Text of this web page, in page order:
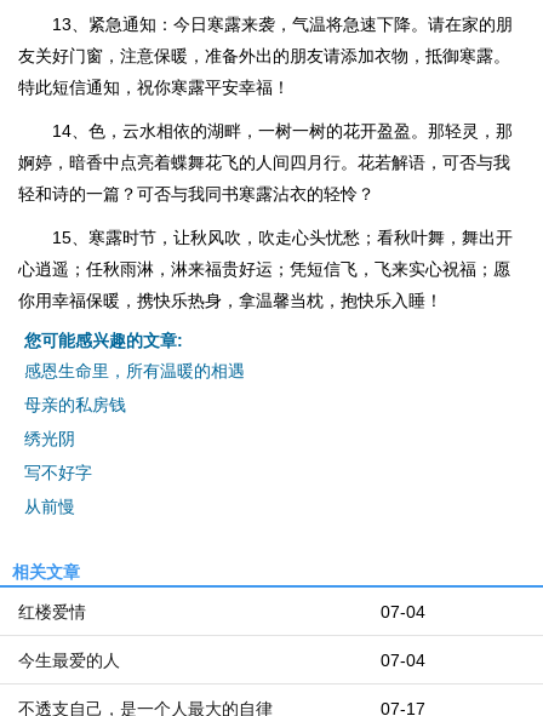
13、紧急通知：今日寒露来袭，气温将急速下降。请在家的朋
友关好门窗，注意保暖，准备外出的朋友请添加衣物，抵御寒露。
特此短信通知，祝你寒露平安幸福！
14、色，云水相依的湖畔，一树一树的花开盈盈。那轻灵，那
婀婷，暗香中点亮着蝶舞花飞的人间四月行。花若解语，可否与我
轻和诗的一篇？可否与我同书寒露沾衣的轻怜？
15、寒露时节，让秋风吹，吹走心头忧愁；看秋叶舞，舞出开
心逍遥；任秋雨淋，淋来福贵好运；凭短信飞，飞来实心祝福；愿
你用幸福保暖，携快乐热身，拿温馨当枕，抱快乐入睡！
您可能感兴趣的文章:
感恩生命里，所有温暖的相遇
母亲的私房钱
绣光阴
写不好字
从前慢
相关文章
07-04
红楼爱情
07-04
今生最爱的人
07-17
不透支自己，是一个人最大的自律